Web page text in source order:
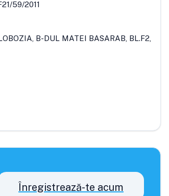
59/2011
B-DUL MATEI BASARAB, BL.F2,
Înregistrează-te acum